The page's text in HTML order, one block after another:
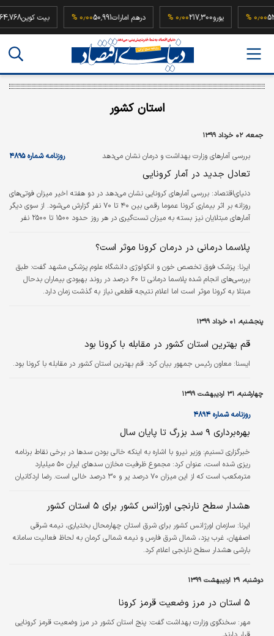
۰٫۰۰ % یورو217,300۰٫۰۰ % درهم امارات50,991۰٫۰۰ % بیت کوین
استان کشور
جمعه، ۰۲ خرداد ۱۳۹۹
بررسی آمارهای وزارت بهداشت و درمان نشان می‌دهد روزنامه شماره ۴۸۹۵
تعادل جدید در آمار کرونایی
دنیای‌اقتصاد: بررسی آمارهای کرونایی نشان می‌دهد در دو هفته اخیر میزان فوتی‌های
روزانه بر اثر بیماری کرونا عموما رقمی بین ۴۰ تا ۷۰ نفر گزارش می‌شود. از سوی دیگر
آمارهای مبتلایان نیز بسته به میزان تست‌گیری در هر روز حدود ۱۵۰۰ تا ۲۵۰۰ نفر
داده است. از سوی دیگر، وضعیت در اکثر استان‌ها نیز مدیریت شده گزارش شده
است؛ اما برخی از استان‌ها نظیر خوزستان در وضعیت قرمز از لحاظ بیماری کرونا
قرار دارد.
پلاسما درمانی در درمان کرونا موثر است؟
ایرنا: پزشک فوق تخصص خون و انکولوژی دانشگاه علوم پزشکی مشهد گفت: طبق
بررسی‌های انجام شده پلاسما درمانی تا ۶۰ درصد در روند بهبودی بیماران بدحال
مبتلا به کرونا موثر است اما اعلام نتیجه قطعی نیاز به گذشت زمان دارد.
پنجشنبه، ۰۱ خرداد ۱۳۹۹
قم بهترین استان کشور در مقابله با کرونا بود
ايسنا: معاون رئیس جمهور بیان کرد: قم بهترین استان کشور در مقابله با کرونا بود.
چهارشنبه، ۳۱ اردیبهشت ۱۳۹۹
روزنامه شماره ۴۸۹۴
بهره‌برداری ۹ سد بزرگ تا پایان سال
خبرگزاری تسنیم: وزیر نیرو با اشاره به اینکه خالی بودن سدها در برخی نقاط برنامه
ریزی شده است، عنوان کرد: مجموع ظرفیت مخازن سدهای ایران ۵۰ میلیارد
مترمکعب است که از این میزان ۷۰ درصد پر و ۳۰ درصد خالی است. رضا اردکانیان
تامین آب شیرین در کشور وجود دارد. وزیر نیرو گفت: سال آبی امسال که از مهر ماه
سال ۹۸ آغاز شده تا دو روز قبل ۳۰۴ میلی متر بارش در سطح کشور به ثبت رسیده
که این عدد در مقایسه با متوسط بلند مدت (۵۱ ساله) بیش از ۳۰ درصد افزایش
را…
هشدار سطح نارنجی اورژانس کشور برای ۵ استان کشور
ایرنا: سازمان اورژانس کشور برای شرق استان چهارمحال بختیاری، نیمه شرقی
اصفهان، غرب یزد، شمال شرق فارس و نیمه شمالی کرمان به لحاظ فعالیت سامانه
بارشی هشدار سطح نارنجی اعلام کرد.
دوشنبه، ۲۹ اردیبهشت ۱۳۹۹
۵ استان در مرز وضعیت قرمز کرونا
مهر: سخنگوی وزارت بهداشت گفت: پنج استان کشور در مرز وضعیت قرمز کرونایی